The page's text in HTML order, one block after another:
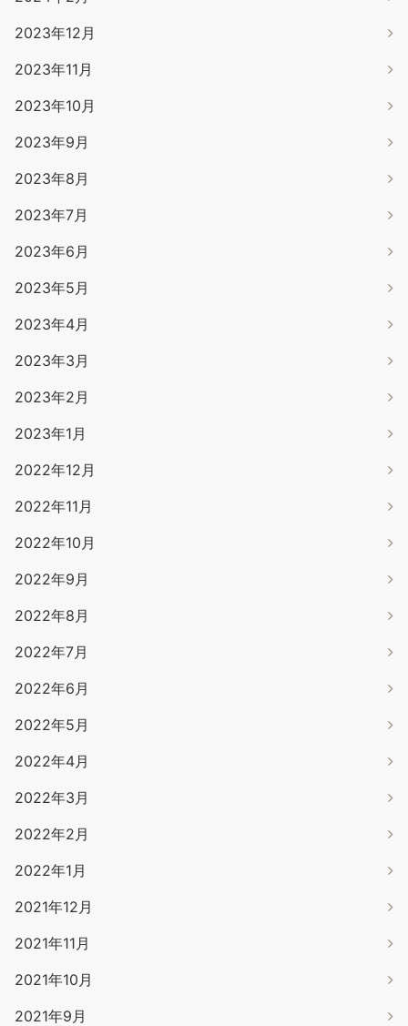
2023年12月
2023年11月
2023年10月
2023年9月
2023年8月
2023年7月
2023年6月
2023年5月
2023年4月
2023年3月
2023年2月
2023年1月
2022年12月
2022年11月
2022年10月
2022年9月
2022年8月
2022年7月
2022年6月
2022年5月
2022年4月
2022年3月
2022年2月
2022年1月
2021年12月
2021年11月
2021年10月
2021年9月